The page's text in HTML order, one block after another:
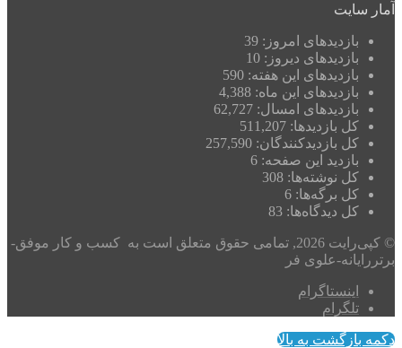
آمار سایت
بازدیدهای امروز: 39
بازدیدهای دیروز: 10
بازدیدهای این هفته: 590
بازدیدهای این ماه: 4,388
بازدیدهای امسال: 62,727
کل بازدیدها: 511,207
کل بازدیدکنند‌گان: 257,590
بازدید این صفحه: 6
کل نوشته‌ها: 308
کل برگه‌ها: 6
کل دیدگاه‌ها: 83
© کپی‌رایت 2026, تمامی حقوق متعلق است به کسب و کار موفق-
برتررایانه-علوی فر
اینستاگرام
تلگرام
دکمه بازگشت به بالا